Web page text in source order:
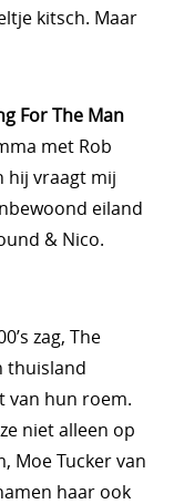
kitsch. Maar
For The Man
met Rob
hij vraagt mij
eiland
& Nico.
zag, The
thuisland
van hun roem.
niet alleen op
Moe Tucker van
haar ook